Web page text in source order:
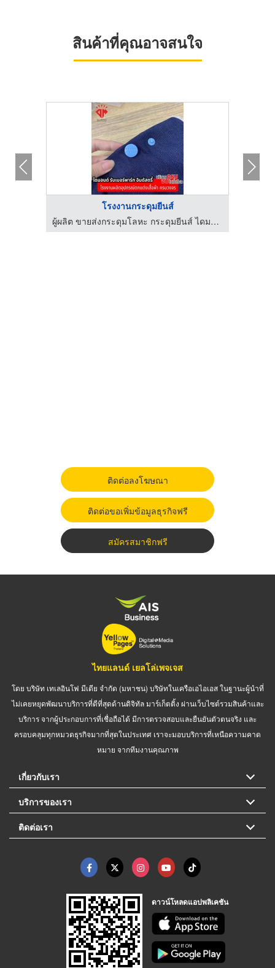
สินค้าที่คุณอาจสนใจ
โรงงานกระดุมยีนส์
ผู้ผลิต ขายส่งกระดุมโลหะ กระดุมยีนส์ ไดมอนด์ รับเบอร์พาร์ท อินดัสตรี้
ติดต่อลงโฆษณา
ติดต่อขอเพิ่มข้อมูลธุรกิจฟรี
สมัครสมาชิกฟรี
ไทยแลนด์ เยลโล่เพจเจส
โดย บริษัท เทเลอินโฟ มีเดีย จำกัด (มหาชน) บริษัทในเครือเอไอเอส ในฐานะผู้นำที่
ไม่เคยหยุดพัฒนาบริการที่ดีที่สุดด้านดิจิทัล มาร์เก็ตติ้ง ผ่านเว็บไซต์รวมสินค้าและ
บริการ จากผู้ประกอบการที่เชื่อถือได้ มีการตรวจสอบและยืนยันตัวตนจริง และ
ครอบคลุมทุกหมวดธุรกิจมากที่สุดในประเทศ เราจะมอบบริการที่เหนือความคาด
หมาย จากทีมงานคุณภาพ
เกี่ยวกับเรา
บริการของเรา
ติดต่อเรา
ดาวน์โหลดแอปพลิเคชัน